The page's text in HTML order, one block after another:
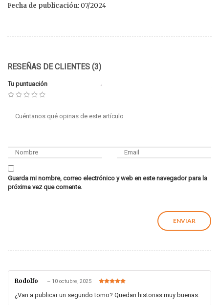
Fecha de publicación: 07/2024
RESEÑAS DE CLIENTES (3)
Tu puntuación
Guarda mi nombre, correo electrónico y web en este navegador para la
próxima vez que comente.
Rodolfo – 10 octubre, 2025
de 5
¿Van a publicar un segundo tomo? Quedan historias muy buenas.